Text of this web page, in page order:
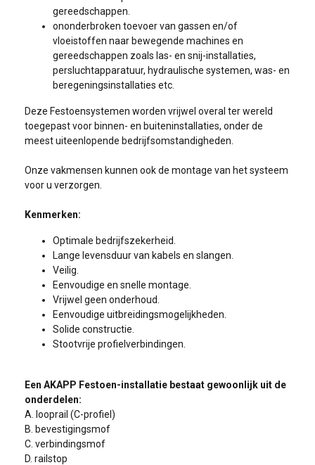
gereedschappen.
ononderbroken toevoer van gassen en/of
vloeistoffen naar bewegende machines en
gereedschappen zoals las- en snij-installaties,
persluchtapparatuur, hydraulische systemen, was- en
beregeningsinstallaties etc.
Deze Festoensystemen worden vrijwel overal ter wereld
toegepast voor binnen- en buiteninstallaties, onder de
meest uiteenlopende bedrijfsomstandigheden.
Onze vakmensen kunnen ook de montage van het systeem
voor u verzorgen.
Kenmerken:
Optimale bedrijfszekerheid.
Lange levensduur van kabels en slangen.
Veilig.
Eenvoudige en snelle montage.
Vrijwel geen onderhoud.
Eenvoudige uitbreidingsmogelijkheden.
Solide constructie.
Stootvrije profielverbindingen.
Een AKAPP Festoen-installatie bestaat gewoonlijk uit de
onderdelen:
A. looprail (C-profiel)
B. bevestigingsmof
C. verbindingsmof
D. railstop
Voor meer informatie over ons
assortiment of diensten? Of voor
vrijblijvend advies op maat!
Voornaam